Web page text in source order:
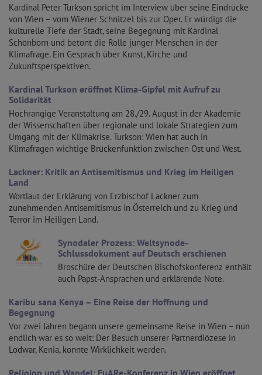
Kardinal Peter Turkson spricht im Interview über seine Eindrücke
von Wien – vom Wiener Schnitzel bis zur Oper. Er würdigt die
kulturelle Tiefe der Stadt, seine Begegnung mit Kardinal
Schönborn und betont die Rolle junger Menschen in der
Klimafrage. Ein Gespräch über Kunst, Kirche und
Zukunftsperspektiven.
Kardinal Turkson eröffnet Klima-Gipfel mit Aufruf zu
Solidarität
Hochrangige Veranstaltung am 28./29. August in der Akademie
der Wissenschaften über regionale und lokale Strategien zum
Umgang mit der Klimakrise. Turkson: Wien hat auch in
Klimafragen wichtige Brückenfunktion zwischen Ost und West.
Lackner: Kritik an Antisemitismus und Krieg im Heiligen
Land
Wortlaut der Erklärung von Erzbischof Lackner zum
zunehmenden Antisemitismus in Österreich und zu Krieg und
Terror im Heiligen Land.
Synodaler Prozess: Weltsynode-
Schlussdokument auf Deutsch erschienen
Broschüre der Deutschen Bischofskonferenz enthält
auch Papst-Ansprachen und erklärende Note.
Karibu sana Kenya – Eine Reise der Hoffnung und
Begegnung
Vor zwei Jahren begann unsere gemeinsame Reise in Wien – nun
endlich war es so weit: Der Besuch unserer Partnerdiözese in
Lodwar, Kenia, konnte Wirklichkeit werden.
Religion und Wandel: EuARe-Konferenz in Wien eröffnet